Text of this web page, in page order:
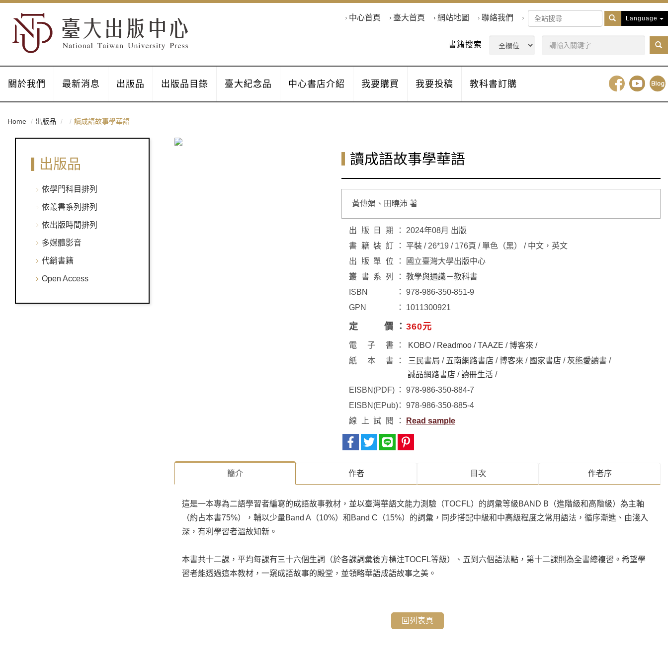
書籍搜索
中心首頁 臺大首頁 網站地圖 聯絡我們
關於我們 最新消息 出版品 出版品目錄 臺大紀念品 中心書店介紹 我要購買 我要投稿 教科書訂購
Language
Home 出版品 讀成語故事學華語
出版品
依學門科目排列
依叢書系列排列
依出版時間排列
多媒體影音
代銷書籍
Open Access
讀成語故事學華語
黃傳娟、田曉沛 著
出版日期
2024年08月 出版
書籍裝訂
平裝 / 26*19 / 176頁 / 單色（黑） / 中文，英文
出版單位
國立臺灣大學出版中心
叢書系列
教學與通識－教科書
ISBN
978-986-350-851-9
GPN
1011300921
定價 360元
電子書 KOBO / Readmoo /TAAZE /博客來 /
紙本書
三民書局 / 五南網路書店 /博客來 / 國家書店 / 灰熊愛讀書 /
誠品網路書店 /讀冊生活 /
EISBN(PDF)
978-986-350-884-7
EISBN(EPub)
978-986-350-885-4
線上試閱
Read sample
簡介 作者 目次 作者序
這是一本專為二語學習者編寫的成語故事教材，並以臺灣華語文能力測驗（TOCFL）的詞彙等級BAND B（進階級和高階級）為主軸
（約占本書75%），輔以少量Band A（10%）和Band C（15%）的詞彙，同步搭配中級和中高級程度之常用語法，循序漸進、由淺入
深，有利學習者溫故知新。
本書共十二課，平均每課有三十六個生詞（於各課詞彙後方標注TOCFL等級）、五到六個語法點，第十二課則為全書總複習。希望學
習者能透過這本教材，一窺成語故事的殿堂，並領略華語成語故事之美。
回列表頁